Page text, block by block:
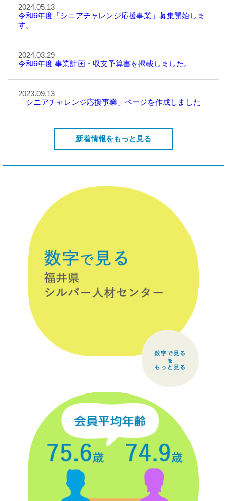
2024.05.13
令和6年度「シニアチャレンジ応援事業」募集開始しま
す。
2024.03.29
令和6年度 事業計画・収支予算書を掲載しました。
2023.09.13
「シニアチャレンジ応援事業」ページを作成しました
新着情報をもっと見る